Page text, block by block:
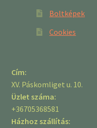
Boltképek
Cookies
Cím:
XV. Páskomliget u. 10.
Üzlet száma:
+36705368581
Házhoz szállítás: